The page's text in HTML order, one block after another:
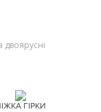
двоярусні
ГІРКИ